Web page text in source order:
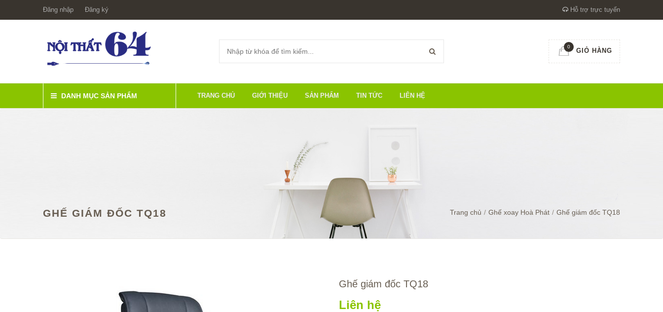
Đăng nhập Đăng ký Hỗ trợ trực tuyến
0
GIỎ HÀNG
DANH MỤC SẢN PHẨM TRANG CHỦ GIỚI THIỆU SẢN PHẨM TIN TỨC LIÊN HỆ
GHẾ GIÁM ĐỐC TQ18 Trang chủ / Ghế xoay Hoà Phát / Ghế giám đốc TQ18
Ghế giám đốc TQ18
Liên hệ